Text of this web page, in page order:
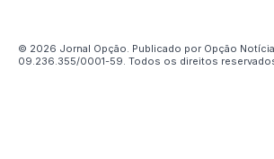
© 2026 Jornal Opção. Publicado por Opção
09.236.355/0001-59. Todos os direitos